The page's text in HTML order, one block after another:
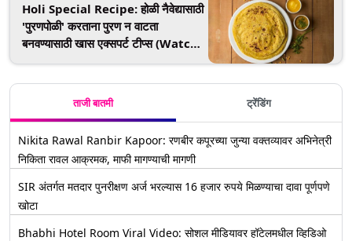
Holi Special Recipe: होळी नैवेद्यासाठी
'पुरणपोळी' करताना पुरण न वाटता
बनवण्यासाठी खास एक्सपर्ट टीप्स (Watch
ताजी बातमी ट्रेंडिंग
Nikita Rawal Ranbir Kapoor: रणबीर कपूरच्या जुन्या वक्तव्यावर अभिनेत्री
निकिता रावल आक्रमक, माफी मागण्याची मागणी
SIR अंतर्गत मतदार पुनरीक्षण अर्ज भरल्यास 16 हजार रुपये मिळण्याचा दावा पूर्णपणे
खोटा
Bhabhi Hotel Room Viral Video: सोशल मीडियावर हॉटेलमधील व्हिडिओ